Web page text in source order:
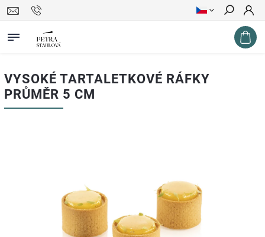
Hledat
VYSOKÉ TARTALETKOVÉ RÁFKY
PRŮMĚR 5 CM